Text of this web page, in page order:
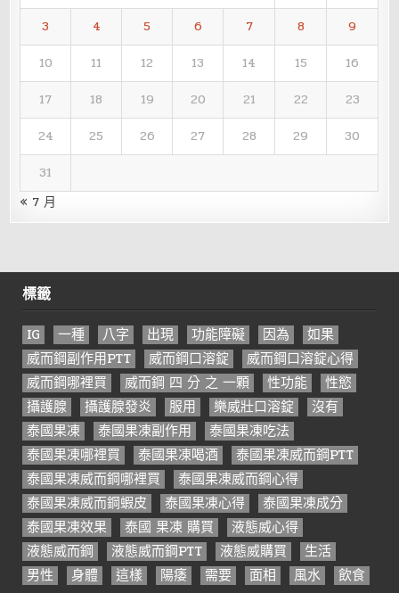
3
4 5 6 7 8
9
10
11 12 13 14 15
16
17
18 19 20 21 22
23
24
25 26 27 28 29
30
31
« 7 月
標籤
IG 一種 八字 出現 功能障礙 因為
如果
威而鋼副作用PTT
威而鋼口溶錠
威而鋼口溶錠心得
威而鋼哪裡買
威而鋼 四 分 之 一顆 性功能
性慾
攝護腺
攝護腺發炎 服用 樂威壯口溶錠
沒有
泰國果凍
泰國果凍副作用
泰國果凍吃法
泰國果凍哪裡買
泰國果凍喝酒
泰國果凍威而鋼PTT
泰國果凍威而鋼哪裡買
泰國果凍威而鋼心得
泰國果凍威而鋼蝦皮
泰國果凍心得
泰國果凍成分
泰國果凍效果
泰國 果凍 購買
液態威心得
液態威而鋼
液態威而鋼PTT 液態威購買
生活
男性
身體 這樣 陽痿 需要 面相 風水 飲食